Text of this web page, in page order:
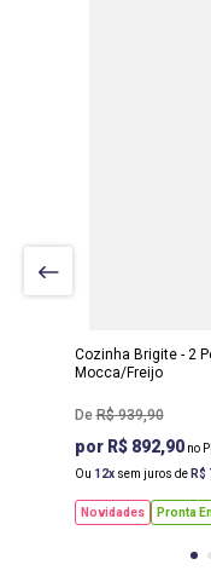
Cozinha Brigite - 2
Mocca/Freijo
R$ 939,90
R$ 892,90
Ou 12 sem juros de R$
Novidades Pronta